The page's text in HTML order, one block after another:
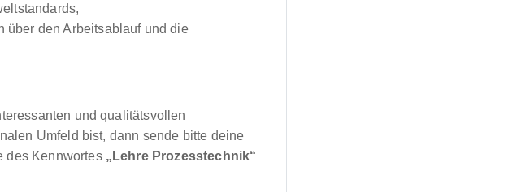
über den Arbeitsablauf und die
und qualitätsvollen
Umfeld bist, dann sende bitte deine
des Kennwortes „Lehre Prozesstechnik“